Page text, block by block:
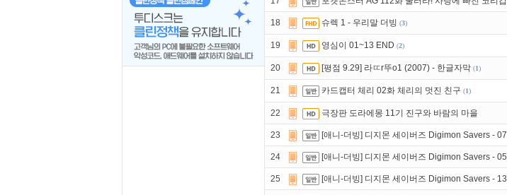
18 슈렉 1 - 우리말 더빙 (3)
19 영심이 01~13 END (2)
20 [평점 9.29] 라ㄸr뚜o1 (2007) - 한글자막 (1)
21 카드캡터 체리 02화 체리의 멋진 친구 (1)
22 극장판 도라에몽 11기 진구와 바람의 마을
23 [애니-더빙] 디지몬 세이버즈 Digimon Savers -
24 [애니-더빙] 디지몬 세이버즈 Digimon Savers -
25 [애니-더빙] 디지몬 세이버즈 Digimon Savers -